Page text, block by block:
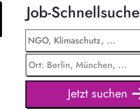
Job-Schnellsuche
Jetzt suchen